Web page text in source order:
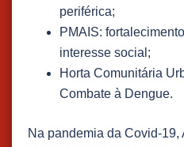
periférica;
PMAIS:
interesse social;
Horta Comunitária
Combate à Dengue.
Na pandemia da Covid-